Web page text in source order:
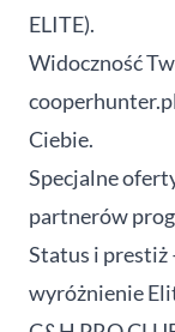
ELITE).
Widoczność
Ciebie.
Specjalne
partnerów
Status i prestiż
wyróżnienie